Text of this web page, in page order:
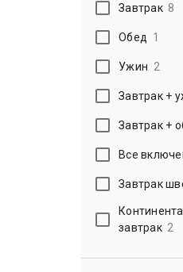
Завтрак 8
Обед 1
Ужин 2
Завтрак +
Завтрак +
Все
Завтрак
завтрак 2